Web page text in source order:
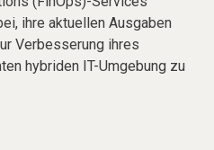
ihre aktuellen Ausgaben
Verbesserung ihres
hybriden IT-Umgebung zu